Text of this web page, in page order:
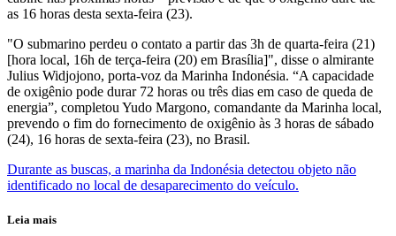
as 16 horas desta sexta-feira (23).
"O submarino perdeu o contato a partir das 3h de quarta-feira (21)
[hora local, 16h de terça-feira (20) em Brasília]", disse o almirante
Julius Widjojono, porta-voz da Marinha Indonésia. “A capacidade
de oxigênio pode durar 72 horas ou três dias em caso de queda de
energia”, completou Yudo Margono, comandante da Marinha local,
prevendo o fim do fornecimento de oxigênio às 3 horas de sábado
(24), 16 horas de sexta-feira (23), no Brasil.
Durante as buscas, a marinha da Indonésia detectou objeto não
identificado no local de desaparecimento do veículo.
Leia mais